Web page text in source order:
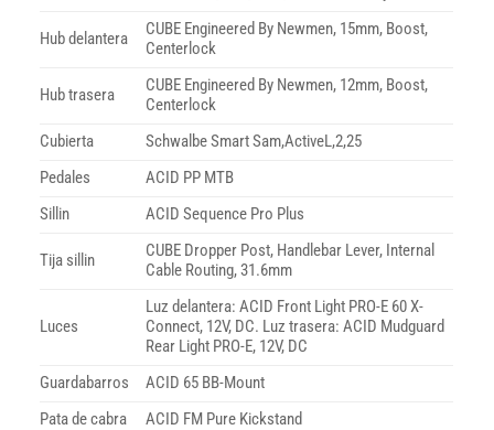
Hub delantera
CUBE Engineered By Newmen, 15mm, Boost,
Centerlock
Hub trasera
CUBE Engineered By Newmen, 12mm, Boost,
Centerlock
Cubierta
Schwalbe Smart Sam,ActiveL,2,25
Pedales
ACID PP MTB
Sillin
ACID Sequence Pro Plus
Tija sillin
CUBE Dropper Post, Handlebar Lever, Internal
Cable Routing, 31.6mm
Luces
Luz delantera: ACID Front Light PRO-E 60 X-
Connect, 12V, DC. Luz trasera: ACID Mudguard
Rear Light PRO-E, 12V, DC
Guardabarros
ACID 65 BB-Mount
Pata de cabra
ACID FM Pure Kickstand